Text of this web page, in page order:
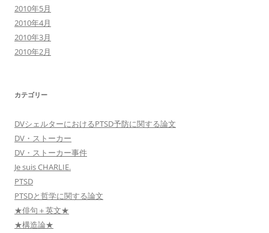
2010年5月
2010年4月
2010年3月
2010年2月
カテゴリー
DVシェルターにおけるPTSD予防に関する論文
DV・ストーカー
DV・ストーカー事件
Je suis CHARLIE.
PTSD
PTSDと哲学に関する論文
★俳句＋英文★
★構造論★